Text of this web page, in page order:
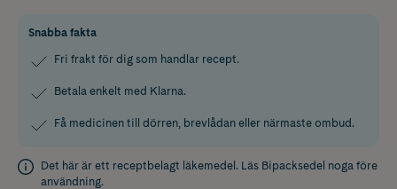
Snabba fakta
Fri frakt för dig som handlar recept.
Betala enkelt med Klarna.
Få medicinen till dörren, brevlådan eller närmaste ombud.
Det här är ett receptbelagt läkemedel. Läs Bipacksedel noga före
användning.